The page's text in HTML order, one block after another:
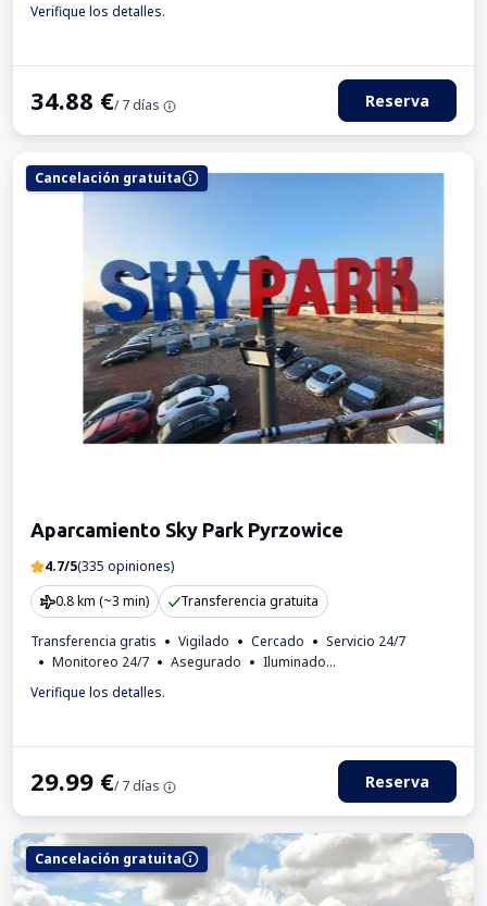
Verifique los detalles.
34.88 €/ 7 días Reserva
Cancelación gratuita
Aparcamiento Sky Park Pyrzowice
4.7/5(335 opiniones)
0.8 km (~3 min)
Transferencia gratuita
Transferencia gratis Vigilado Cercado
Servicio 24/7
Monitoreo 24/7
Asegurado
Iluminado
Lugares para autobuses
Verifique los detalles.
29.99 €/ 7 días Reserva
Cancelación gratuita